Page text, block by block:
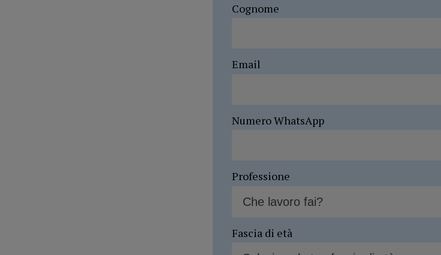
Cognome
Email
Numero WhatsApp
Professione
Fascia di età